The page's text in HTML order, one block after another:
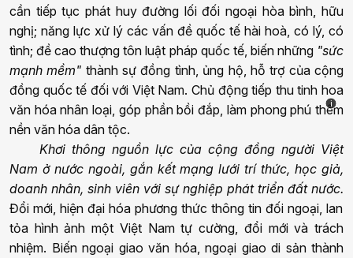
cần tiếp tục phát huy đường lối đối ngoại hòa bình, hữu
nghị; năng lực xử lý các vấn đề quốc tế hài hoà, có lý, có
tình; đề cao thượng tôn luật pháp quốc tế, biến những "sức
mạnh mềm" thành sự đồng tình, ủng hộ, hỗ trợ của cộng
đồng quốc tế đối với Việt Nam. Chủ động tiếp thu tinh hoa
văn hóa nhân loại, góp phần bồi đắp, làm phong phú thêm
nền văn hóa dân tộc.
Khơi thông nguồn lựccủa cộng đồng người Việt
Nam ở nước ngoài, gắn kết mạng lưới trí thức, học giả,
doanh nhân, sinh viên với sự nghiệp phát triển đất nước.
Đổi mới, hiện đại hóa phương thức thông tin đối ngoại, lan
tỏa hình ảnh một Việt Nam tự cường, đổi mới và trách
nhiệm. Biến ngoại giao văn hóa, ngoại giao di sản thành
i